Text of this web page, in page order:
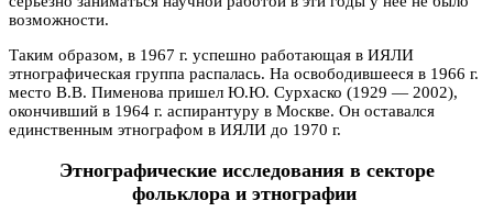
возможности.
Таким образом, в 1967 г. успешно работающая в ИЯЛИ
этнографическая группа распалась. На освободившееся в 1966 г.
место В.В. Пименова пришел Ю.Ю. Сурхаско (1929 — 2002),
окончивший в 1964 г. аспирантуру в Москве. Он оставался
единственным этнографом в ИЯЛИ до 1970 г.
Этнографические исследования в секторе
фольклора и этнографии